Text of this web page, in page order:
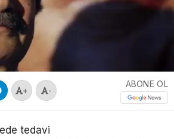
+ -
ABONE OL
tedavi